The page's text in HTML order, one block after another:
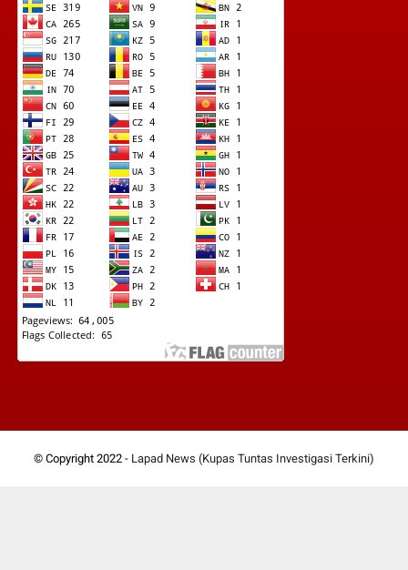
© Copyright 2022 - Lapad News (Kupas Tuntas Investigasi Terkini)